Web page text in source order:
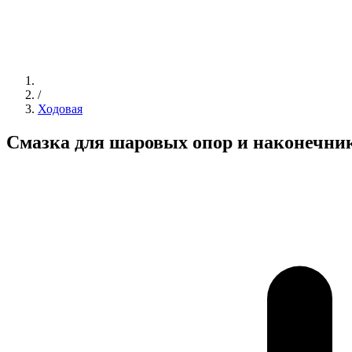
/
Ходовая
Смазка для шаровых опор и